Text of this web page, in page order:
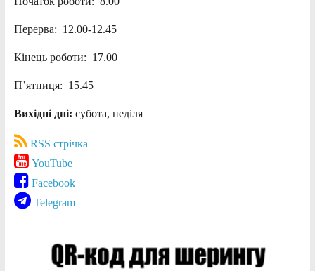
Перерва: 12.00-12.45
Кінець роботи: 17.00
П’ятниця: 15.45
Вихідні дні: субота, неділя
RSS стрічка
YouTube
Facebook
Telegram